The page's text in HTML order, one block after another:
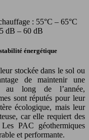
: 55°C – 65°C
dB – 60 dB
énergétique
de maintenir une
au long de l’année,
sont réputés pour leur
écologique, mais leur
car elle requiert des
PAC géothermiques
et performante.